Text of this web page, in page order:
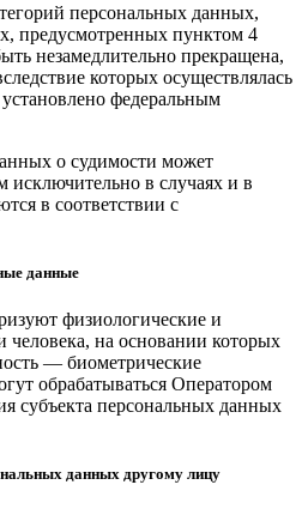
персональных данных,
предусмотренных пунктом 4
незамедлительно прекращена,
которых осуществлялась
федеральным
о судимости может
исключительно в случаях и в
в соответствии с
данные
физиологические и
человека, на основании которых
— биометрические
обрабатываться Оператором
субъекта персональных данных
данных другому лицу